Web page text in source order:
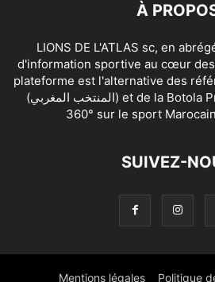
À
LIONS DE L'ATLAS sc, en
d'information sportive au cœur
plateforme est l'alternative des
(المنتخب المغربي) et de la Botola Pro avec un regard de
SUIVEZ-
Mentions légales Politique